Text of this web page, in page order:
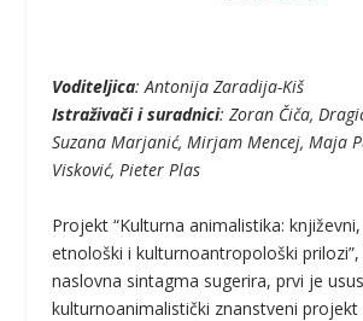
Voditeljica: Antonija Zaradija-Kiš
Istraživači i suradnici: Zoran Čiča,
Suzana Marjanić, Mirjam Mencej, Maja
Visković, Pieter Plas
Projekt “Kulturna animalistika:
etnološki i kulturnoantropološki prilozi”,
naslovna sintagma sugerira, prvi je
kulturnoanimalistički znanstveni